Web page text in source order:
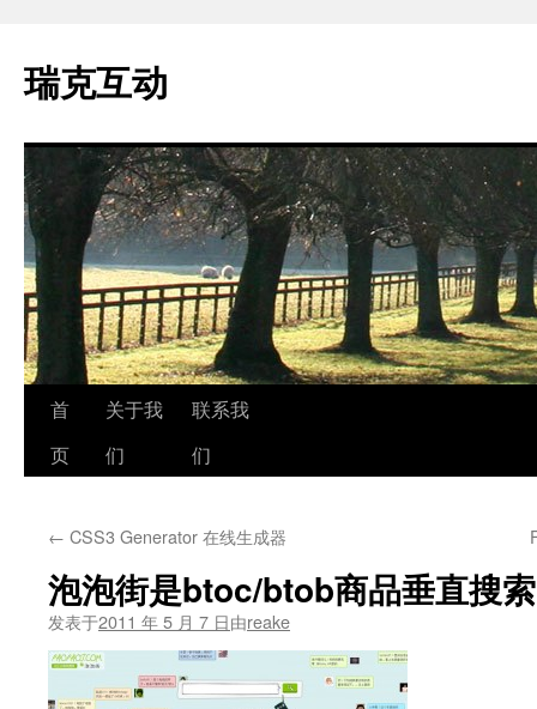
瑞克互动
跳
至
文
首
页
关于我
们
联系我
们
← CSS3 Generator 在线生成器
泡泡街是btoc/btob商品垂直搜
发表于2011 年 5 月 7 日由reake